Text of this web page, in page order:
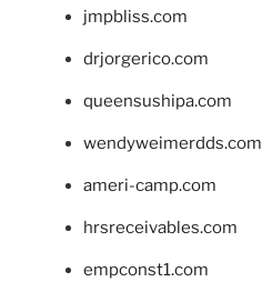
jmpbliss.com
drjorgerico.com
queensushipa.com
wendyweimerdds.com
ameri-camp.com
hrsreceivables.com
empconst1.com